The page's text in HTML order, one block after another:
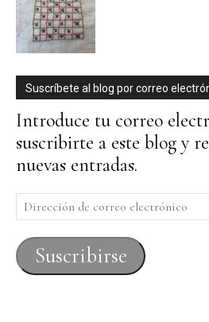
Suscríbete al blog por correo
Introduce tu correo
suscribirte a este blog y
nuevas entradas.
Dirección
de
correo
electrónico
Suscribirse